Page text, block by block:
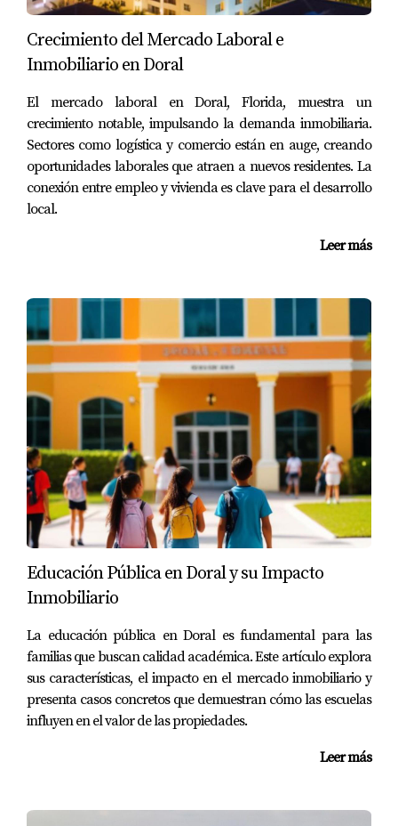
inmobiliario en Doral no solo refleja la riqueza cultural
del área, sino también el compromiso con el desarrollo
sostenible y la calidad de vida. Si estás considerando
mudarte a Doral o invertir en esta maravillosa ciudad, no
dudes en contactar a Mariana Romero. Ella está aquí
Preguntas Frecuentes
¿Cuáles son los precios promedio de las casas
en Doral?
Los precios pueden variar significativamente
dependiendo del tipo de propiedad y la ubicación
específica dentro de Doral. Sin embargo, las casas
unifamiliares suelen comenzar alrededor de los $400,000.
¿Es Doral una buena opción para familias?
Sí, Doral es conocida por sus excelentes escuelas
actividades familiares. Es un lugar ideal para criar niños.
condominios en Doral?
Los condominios suelen ofrecer amenidades como
piscinas, gimnasios, áreas comunes para eventos y
seguridad 24/7.
¿Hay oportunidades comerciales disponibles
Sí, Doral ha visto un crecimiento significativo en el sector
Crecimiento del Mercado Laboral e
Inmobiliario en Doral
El mercado laboral en Doral, Florida, muestra un
crecimiento notable, impulsando la demanda inmobiliaria.
Sectores como logística y comercio están en auge, creando
oportunidades laborales que atraen a nuevos residentes. La
conexión entre empleo y vivienda es clave para el desarrollo
local.
Leer más
Educación Pública en Doral y su Impacto
Inmobiliario
La educación pública en Doral es fundamental para las
familias que buscan calidad académica. Este artículo explora
sus características, el impacto en el mercado inmobiliario y
presenta casos concretos que demuestran cómo las escuelas
influyen en el valor de las propiedades.
Leer más